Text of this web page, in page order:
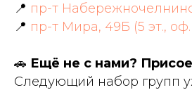
📍 пр-т
📍 пр-т Мира, 49Б (5 эт., оф.
🚗 Ещё не с нами?
Следующий набор групп